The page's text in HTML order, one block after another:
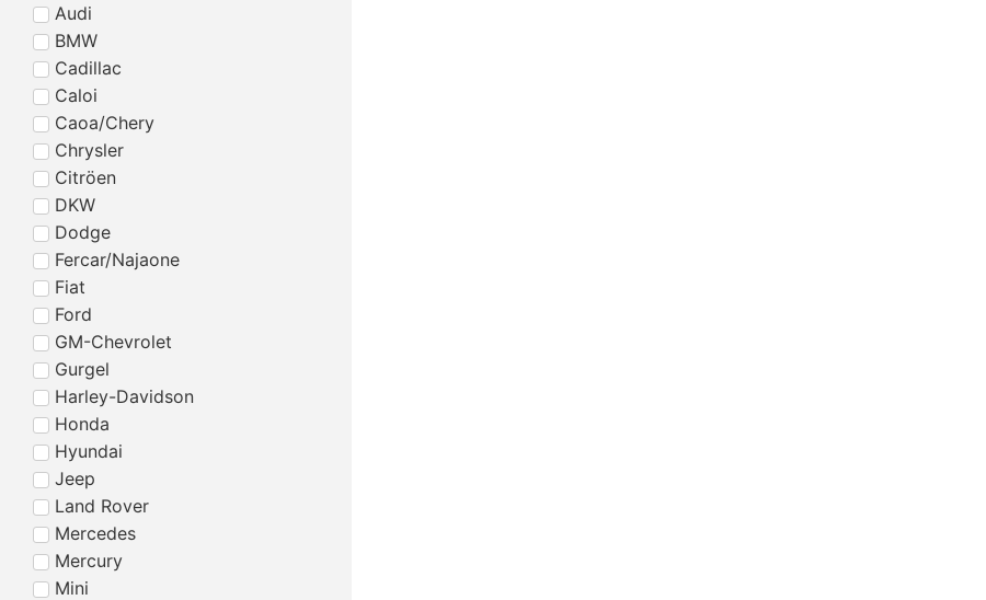
Audi
BMW
Cadillac
Caloi
Caoa/Chery
Chrysler
Citröen
DKW
Dodge
Fercar/Najaone
Fiat
Ford
GM-Chevrolet
Gurgel
Harley-Davidson
Honda
Hyundai
Jeep
Land Rover
Mercedes
Mercury
Mini